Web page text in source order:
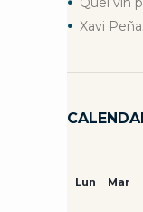
Xavi
Lun Mar